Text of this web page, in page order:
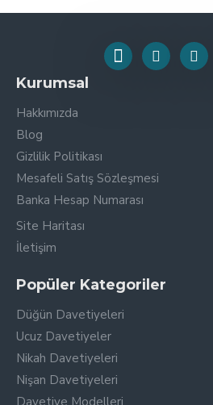
Kurumsal
Hakkımızda
Blog
Gizlilik Politikası
Mesafeli Satış Sözleşmesi
Banka Hesap Numarası
Site Haritası
İletişim
Popüler Kategoriler
Düğün Davetiyeleri
Ucuz Davetiyeler
Nikah Davetiyeleri
Nişan Davetiyeleri
Davetiye Modelleri